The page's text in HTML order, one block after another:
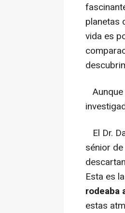
planetas
vida es
El Dr.
sénior
Esta es
rodeaba
estas